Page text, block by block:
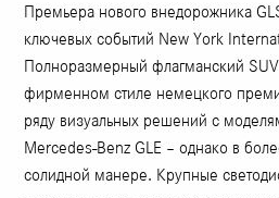
Премьера нового внедорожника
ключевых событий New York
Полноразмерный флагманский
фирменном стиле немецкого
ряду визуальных решений с
Mercedes-Benz GLE – однако в
солидной манере. Крупные